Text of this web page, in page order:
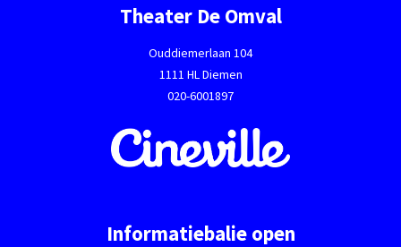
Theater De Omval
Ouddiemerlaan 104
1111 HL Diemen
020-6001897
Informatiebalie open